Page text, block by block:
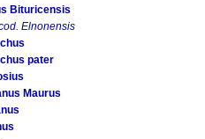
Bituricensis
Elnonensis
pater
Maurus